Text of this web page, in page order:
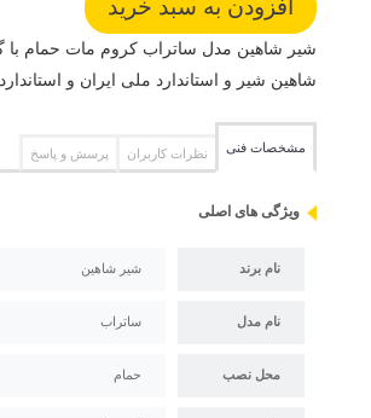
شاهین شیر و استاندارد ملی ایران و استاندارد CE اروپا
مشخصات فنی نظرات کاربران پرسش و پاسخ
ویژگی های اصلی
نام برند شیر شاهین
نام مدل ساتراب
محل نصب حمام